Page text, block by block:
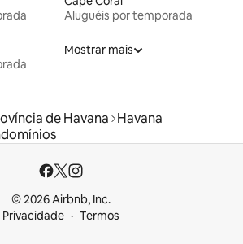
Aluguéis por temporada
Mostrar mais
de Havana Havana
© 2026 Airbnb, Inc.
Privacidade
Termos